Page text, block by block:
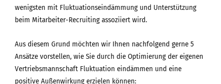
wenigsten mit Fluktuationseindämmung und Unterstützung
beim Mitarbeiter-Recruiting assoziiert wird.
Aus diesem Grund möchten wir Ihnen nachfolgend gerne 5
Ansätze vorstellen, wie Sie durch die Optimierung der eigenen
Vertriebsmannschaft Fluktuation eindämmen und eine
positive Außenwirkung erzielen können: